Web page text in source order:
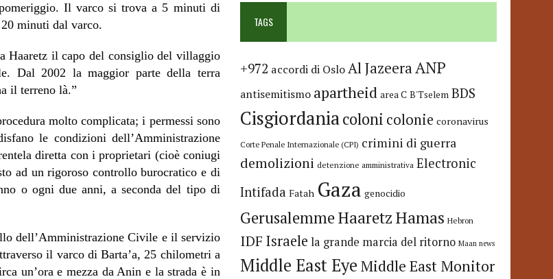
Il varco si trova a 5 minuti di
minuti dal varco.
Haaretz il capo del consiglio del villaggio
Dal 2002 la maggior parte della terra
il terreno là.”
molto complicata; i permessi sono
le condizioni dell’Amministrazione
diretta con i proprietari (cioè coniugi
ad un rigoroso controllo burocratico e di
o ogni due anni, a seconda del tipo di
dell’Amministrazione Civile e il servizio
il varco di Barta’a, 25 chilometri a
un’ora e mezza da Anin e la strada è in
TAGS
+972 accordi di OsloAl JazeeraANP
antisemitismo apartheid area C B'Tselem BDS
Cisgiordaniacoloni colonie coronavirus
Corte Penale Internazionale (CPI) crimini di guerra
demolizioni detenzione amministrativa Electronic
Intifada Fatah Gaza genocidio
GerusalemmeHaaretzHamas Hebron
IDF Israele la grande marcia del ritorno Maan news
Middle East Eye Middle East Monitor